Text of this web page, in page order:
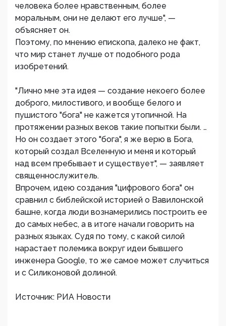
человека более нравственным, более
моральным, они не делают его лучше", —
объясняет он.
Поэтому, по мнению епископа, далеко не факт,
что мир станет лучше от подобного рода
изобретений.
"Лично мне эта идея — создание некоего более
доброго, милостивого, и вообще белого и
пушистого "бога" не кажется утопичной. На
протяжении разных веков такие попытки были. …
Но он создает этого "бога", я же верю в Бога,
который создал Вселенную и меня и который
над всем пребывает и существует", — заявляет
священнослужитель.
Впрочем, идею создания "цифрового бога" он
сравнил с библейской историей о Вавилонской
башне, когда люди вознамерились построить ее
до самых небес, а в итоге начали говорить на
разных языках. Судя по тому, с какой силой
нарастает полемика вокруг идеи бывшего
инженера Google, то же самое может случиться
и с Силиконовой долиной.
Источник: РИА Новости